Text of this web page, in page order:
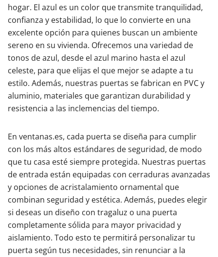
hogar. El azul es un color que transmite tranquilidad,
confianza y estabilidad, lo que lo convierte en una
excelente opción para quienes buscan un ambiente
sereno en su vivienda. Ofrecemos una variedad de
tonos de azul, desde el azul marino hasta el azul
celeste, para que elijas el que mejor se adapte a tu
estilo. Además, nuestras puertas se fabrican en PVC y
aluminio, materiales que garantizan durabilidad y
resistencia a las inclemencias del tiempo.
En ventanas.es, cada puerta se diseña para cumplir
con los más altos estándares de seguridad, de modo
que tu casa esté siempre protegida. Nuestras puertas
de entrada están equipadas con cerraduras avanzadas
y opciones de acristalamiento ornamental que
combinan seguridad y estética. Además, puedes elegir
si deseas un diseño con tragaluz o una puerta
completamente sólida para mayor privacidad y
aislamiento. Todo esto te permitirá personalizar tu
puerta según tus necesidades, sin renunciar a la